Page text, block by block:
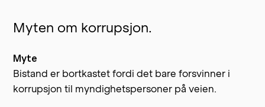
Myten om korrupsjon.
Myte
Bistand er bortkastet fordi det bare forsvinner i
korrupsjon til myndighetspersoner på veien.